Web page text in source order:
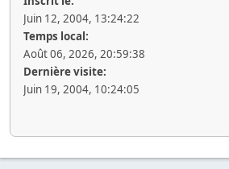
Juin 12, 2004, 13:24:22
Temps local:
Août 06, 2026, 20:59:38
Dernière visite:
Juin 19, 2004, 10:24:05